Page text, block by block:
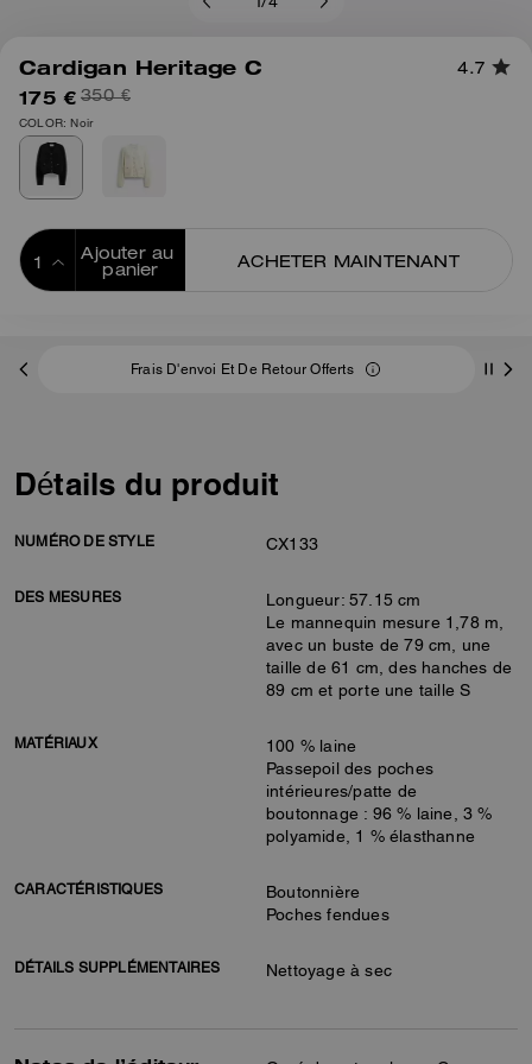
/4
Cardigan Heritage C 4.7
175 € 350 €
COLOR: Noir
Ajouter au
panier
ACHETER MAINTENANT
Frais D'envoi Et De Retour Offerts
Détails du produit
NUMÉRO DE STYLE CX133
DES MESURES
Longueur: 57.15 cm
Le mannequin mesure 1,78 m,
avec un buste de 79 cm, une
taille de 61 cm, des hanches de
89 cm et porte une taille S
MATÉRIAUX
100 % laine
Passepoil des poches
intérieures/patte de
boutonnage : 96 % laine, 3 %
polyamide, 1 % élasthanne
CARACTÉRISTIQUES
Boutonnière
Poches fendues
DÉTAILS SUPPLÉMENTAIRES Nettoyage à sec